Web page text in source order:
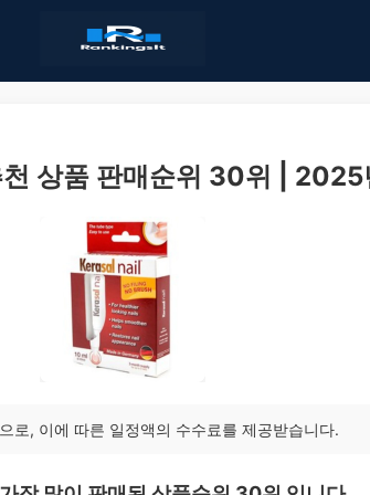
천 상품 판매순위 30위 |
로, 이에 따른 일정액의 수수료를 제공받습니다.